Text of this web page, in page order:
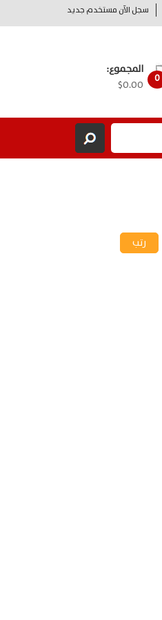
سجل الآن مستخدم جديد
0
المجموع:
$0.00